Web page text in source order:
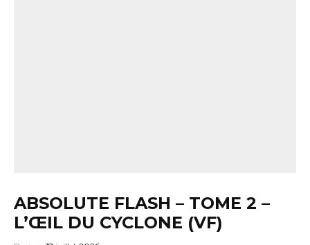
ABSOLUTE FLASH – TOME 2 –
L’ŒIL DU CYCLONE (VF)